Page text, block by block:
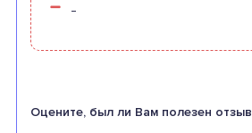
-
Оцените, был ли Вам полезен отзыв